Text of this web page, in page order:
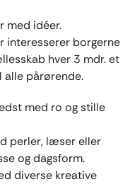
med idéer.
interesserer borgerne
hver 3 mdr. et
alle pårørende.
med ro og stille
perler, læser eller
og dagsform.
diverse kreative